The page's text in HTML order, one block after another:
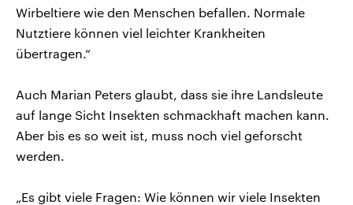
Wirbeltiere wie den Menschen befallen. Normale
Nutztiere können viel leichter Krankheiten
übertragen.“
Auch Marian Peters glaubt, dass sie ihre Landsleute
auf lange Sicht Insekten schmackhaft machen kann.
Aber bis es so weit ist, muss noch viel geforscht
werden.
„Es gibt viele Fragen: Wie können wir viele Insekten